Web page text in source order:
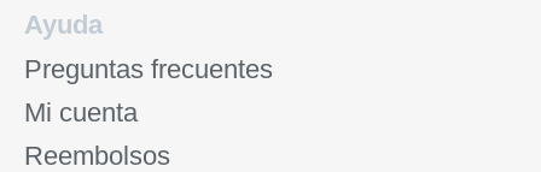
Ayuda
Preguntas frecuentes
Mi cuenta
Reembolsos